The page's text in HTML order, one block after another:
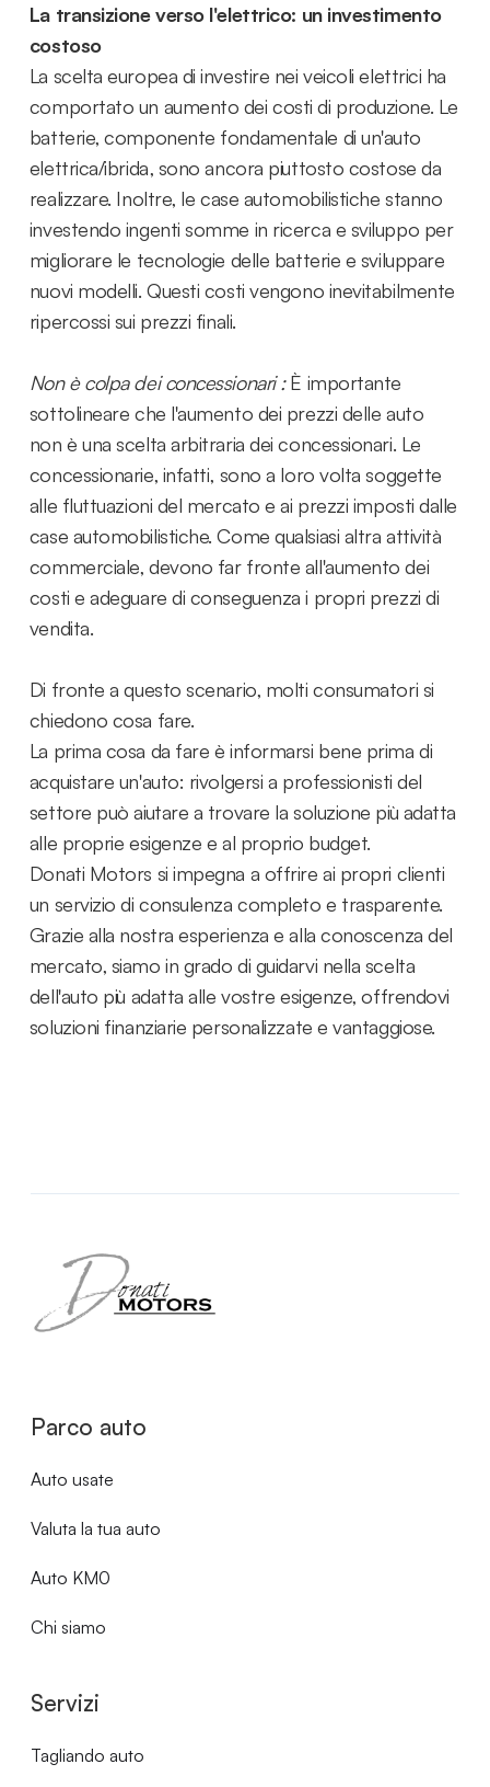
La transizione verso l'elettrico: un investimento
costoso
La scelta europea di investire nei veicoli elettrici ha
comportato un aumento dei costi di produzione. Le
batterie, componente fondamentale di un'auto
elettrica/ibrida, sono ancora piuttosto costose da
realizzare. Inoltre, le case automobilistiche stanno
investendo ingenti somme in ricerca e sviluppo per
migliorare le tecnologie delle batterie e sviluppare
nuovi modelli. Questi costi vengono inevitabilmente
ripercossi sui prezzi finali.
Non è colpa dei concessionari :È importante
sottolineare che l'aumento dei prezzi delle auto
non è una scelta arbitraria dei concessionari. Le
concessionarie, infatti, sono a loro volta soggette
alle fluttuazioni del mercato e ai prezzi imposti dalle
case automobilistiche. Come qualsiasi altra attività
commerciale, devono far fronte all'aumento dei
costi e adeguare di conseguenza i propri prezzi di
vendita.
Di fronte a questo scenario, molti consumatori si
chiedono cosa fare.
La prima cosa da fare è informarsi bene prima di
acquistare un'auto: rivolgersi a professionisti del
settore può aiutare a trovare la soluzione più adatta
alle proprie esigenze e al proprio budget.
Donati Motors si impegna a offrire ai propri clienti
un servizio di consulenza completo e trasparente.
Grazie alla nostra esperienza e alla conoscenza del
mercato, siamo in grado di guidarvi nella scelta
dell'auto più adatta alle vostre esigenze, offrendovi
soluzioni finanziarie personalizzate e vantaggiose.
Parco auto
Auto usate
Valuta la tua auto
Auto KM0
Chi siamo
Servizi
Tagliando auto